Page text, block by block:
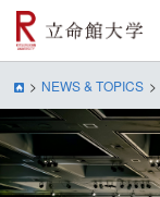
NEWS & TOPICS